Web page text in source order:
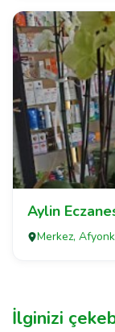
Aylin
Merkez,
İlginizi